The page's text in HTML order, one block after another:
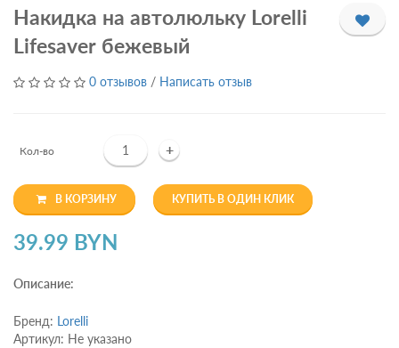
Накидка на автолюльку Lorelli
Lifesaver бежевый
0 отзывов / Написать отзыв
Кол-во +
В КОРЗИНУ КУПИТЬ В ОДИН КЛИК
39.99 BYN
Описание:
Бренд: Lorelli
Артикул: Не указано